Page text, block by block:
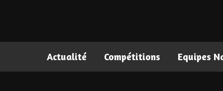
Actualité Compétitions Equipes